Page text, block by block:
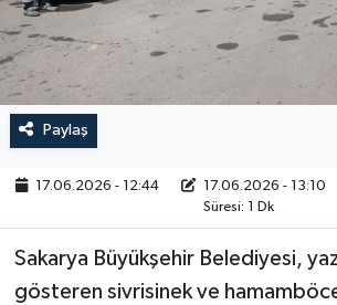
Paylaş
17.06.2026 - 12:44 17.06.2026 - 13:10
Süresi: 1 Dk
Sakarya Büyükşehir Belediyesi,
gösteren sivrisinek ve
RESMİ İLAN